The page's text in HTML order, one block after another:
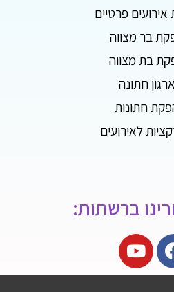
פרטיים
בר מצווה
בת מצווה
ארגון חתונה
חתונות
לאירועים
ברשתות: